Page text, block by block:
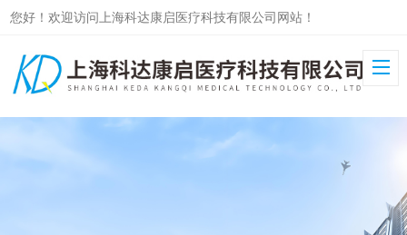
您好！欢迎访问上海科达康启医疗科技有限公司网站！